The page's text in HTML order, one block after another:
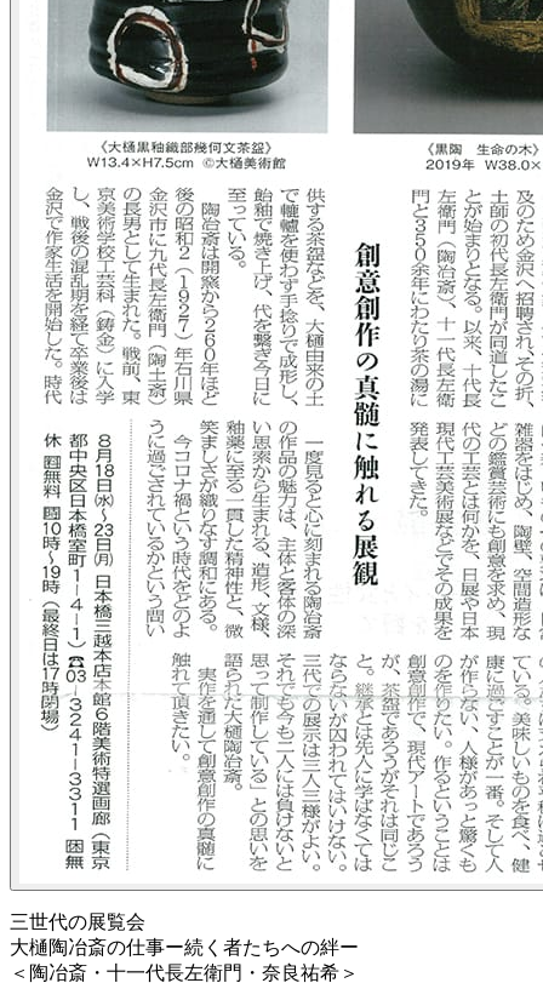
三世代の展覧会
大樋陶冶斎の仕事ー続く者たちへの絆ー
＜陶冶斎・十一代長左衛門・奈良祐希＞